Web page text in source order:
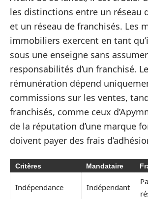
les distinctions entre un réseau
et un réseau de franchisés. Les
immobiliers exercent en tant
sous une enseigne sans
responsabilités d’un franchisé.
rémunération dépend
commissions sur les ventes,
franchisés, comme ceux
de la réputation d’une marque
doivent payer des frais
Critères Mandataire
Indépendance Indépendant